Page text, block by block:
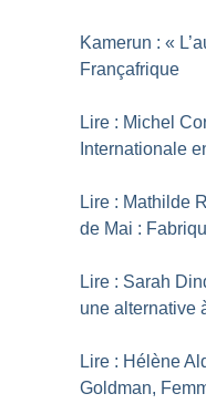
Kamerun : «
Françafrique
Lire : Michel
Internationale
Lire : Mathilde
de Mai :
Lire : Sarah
une alternative
Lire : Hélène
Goldman,